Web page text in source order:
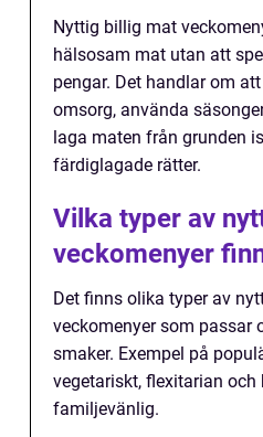
Nyttig billig mat
hälsosam mat utan att
pengar. Det handlar om
omsorg, använda
laga maten från grunden
färdiglagade rätter.
Vilka typer av
veckomenyer
Det finns olika typer av
veckomenyer som passar
smaker. Exempel på
vegetariskt, flexitarian och
familjevänlig.